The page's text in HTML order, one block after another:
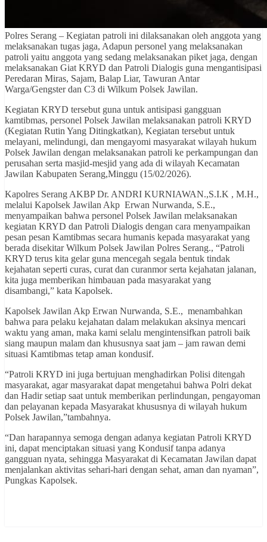
Polres Serang – Kegiatan patroli ini dilaksanakan oleh anggota yang
melaksanakan tugas jaga, Adapun personel yang melaksanakan
patroli yaitu anggota yang sedang melaksanakan piket jaga, dengan
melaksanakan Giat KRYD dan Patroli Dialogis guna mengantisipasi
Peredaran Miras, Sajam, Balap Liar, Tawuran Antar
Warga/Gengster dan C3 di Wilkum Polsek Jawilan.
Kegiatan KRYD tersebut guna untuk antisipasi gangguan
kamtibmas, personel Polsek Jawilan melaksanakan patroli KRYD
(Kegiatan Rutin Yang Ditingkatkan), Kegiatan tersebut untuk
melayani, melindungi, dan mengayomi masyarakat wilayah hukum
Polsek Jawilan dengan melaksanakan patroli ke perkampungan dan
perusahan serta masjid-mesjid yang ada di wilayah Kecamatan
Jawilan Kabupaten Serang,Minggu (15/02/2026).
Kapolres Serang AKBP Dr. ANDRI KURNIAWAN.,S.I.K , M.H.,
melalui Kapolsek Jawilan Akp Erwan Nurwanda, S.E.,
menyampaikan bahwa personel Polsek Jawilan melaksanakan
kegiatan KRYD dan Patroli Dialogis dengan cara menyampaikan
pesan pesan Kamtibmas secara humanis kepada masyarakat yang
berada disekitar Wilkum Polsek Jawilan Polres Serang., “Patroli
KRYD terus kita gelar guna mencegah segala bentuk tindak
kejahatan seperti curas, curat dan curanmor serta kejahatan jalanan,
kita juga memberikan himbauan pada masyarakat yang
disambangi,” kata Kapolsek.
Kapolsek Jawilan Akp Erwan Nurwanda, S.E., menambahkan
bahwa para pelaku kejahatan dalam melakukan aksinya mencari
waktu yang aman, maka kami selalu mengintensifkan patroli baik
siang maupun malam dan khususnya saat jam – jam rawan demi
situasi Kamtibmas tetap aman kondusif.
“Patroli KRYD ini juga bertujuan menghadirkan Polisi ditengah
masyarakat, agar masyarakat dapat mengetahui bahwa Polri dekat
dan Hadir setiap saat untuk memberikan perlindungan, pengayoman
dan pelayanan kepada Masyarakat khususnya di wilayah hukum
Polsek Jawilan,”tambahnya.
“Dan harapannya semoga dengan adanya kegiatan Patroli KRYD
ini, dapat menciptakan situasi yang Kondusif tanpa adanya
gangguan nyata, sehingga Masyarakat di Kecamatan Jawilan dapat
menjalankan aktivitas sehari-hari dengan sehat, aman dan nyaman”,
Pungkas Kapolsek.